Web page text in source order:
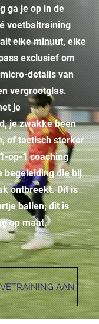
ga je op in de
voetbaltraining
elke minuut, elke
exclusief om
details van
vergrootglas.
je
je zwakke been
of tactisch sterker
op-1 coaching
begeleiding die bij
ontbreekt. Dit is
ballen; dit is
op maat.
AAN